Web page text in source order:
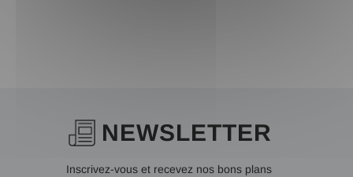
NEWSLETTER
Inscrivez-vous et recevez nos bons plans